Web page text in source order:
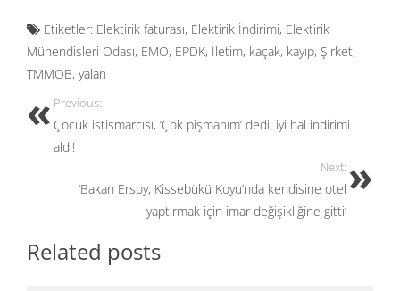
e
b
o
o
k
to
d
o
n
ail ar
e
Etiketler: Elektirik faturası, Elektirik İndirimi, Elektirik
Mühendisleri Odası, EMO, EPDK, İletim, kaçak, kayıp, Şirket,
TMMOB, yalan
Previous:
Çocuk istismarcısı, ‘Çok pişmanım’ dedi; iyi hal indirimi
aldı!
Next:
‘Bakan Ersoy, Kissebükü Koyu’nda kendisine otel
yaptırmak için imar değişikliğine gitti’
Related posts